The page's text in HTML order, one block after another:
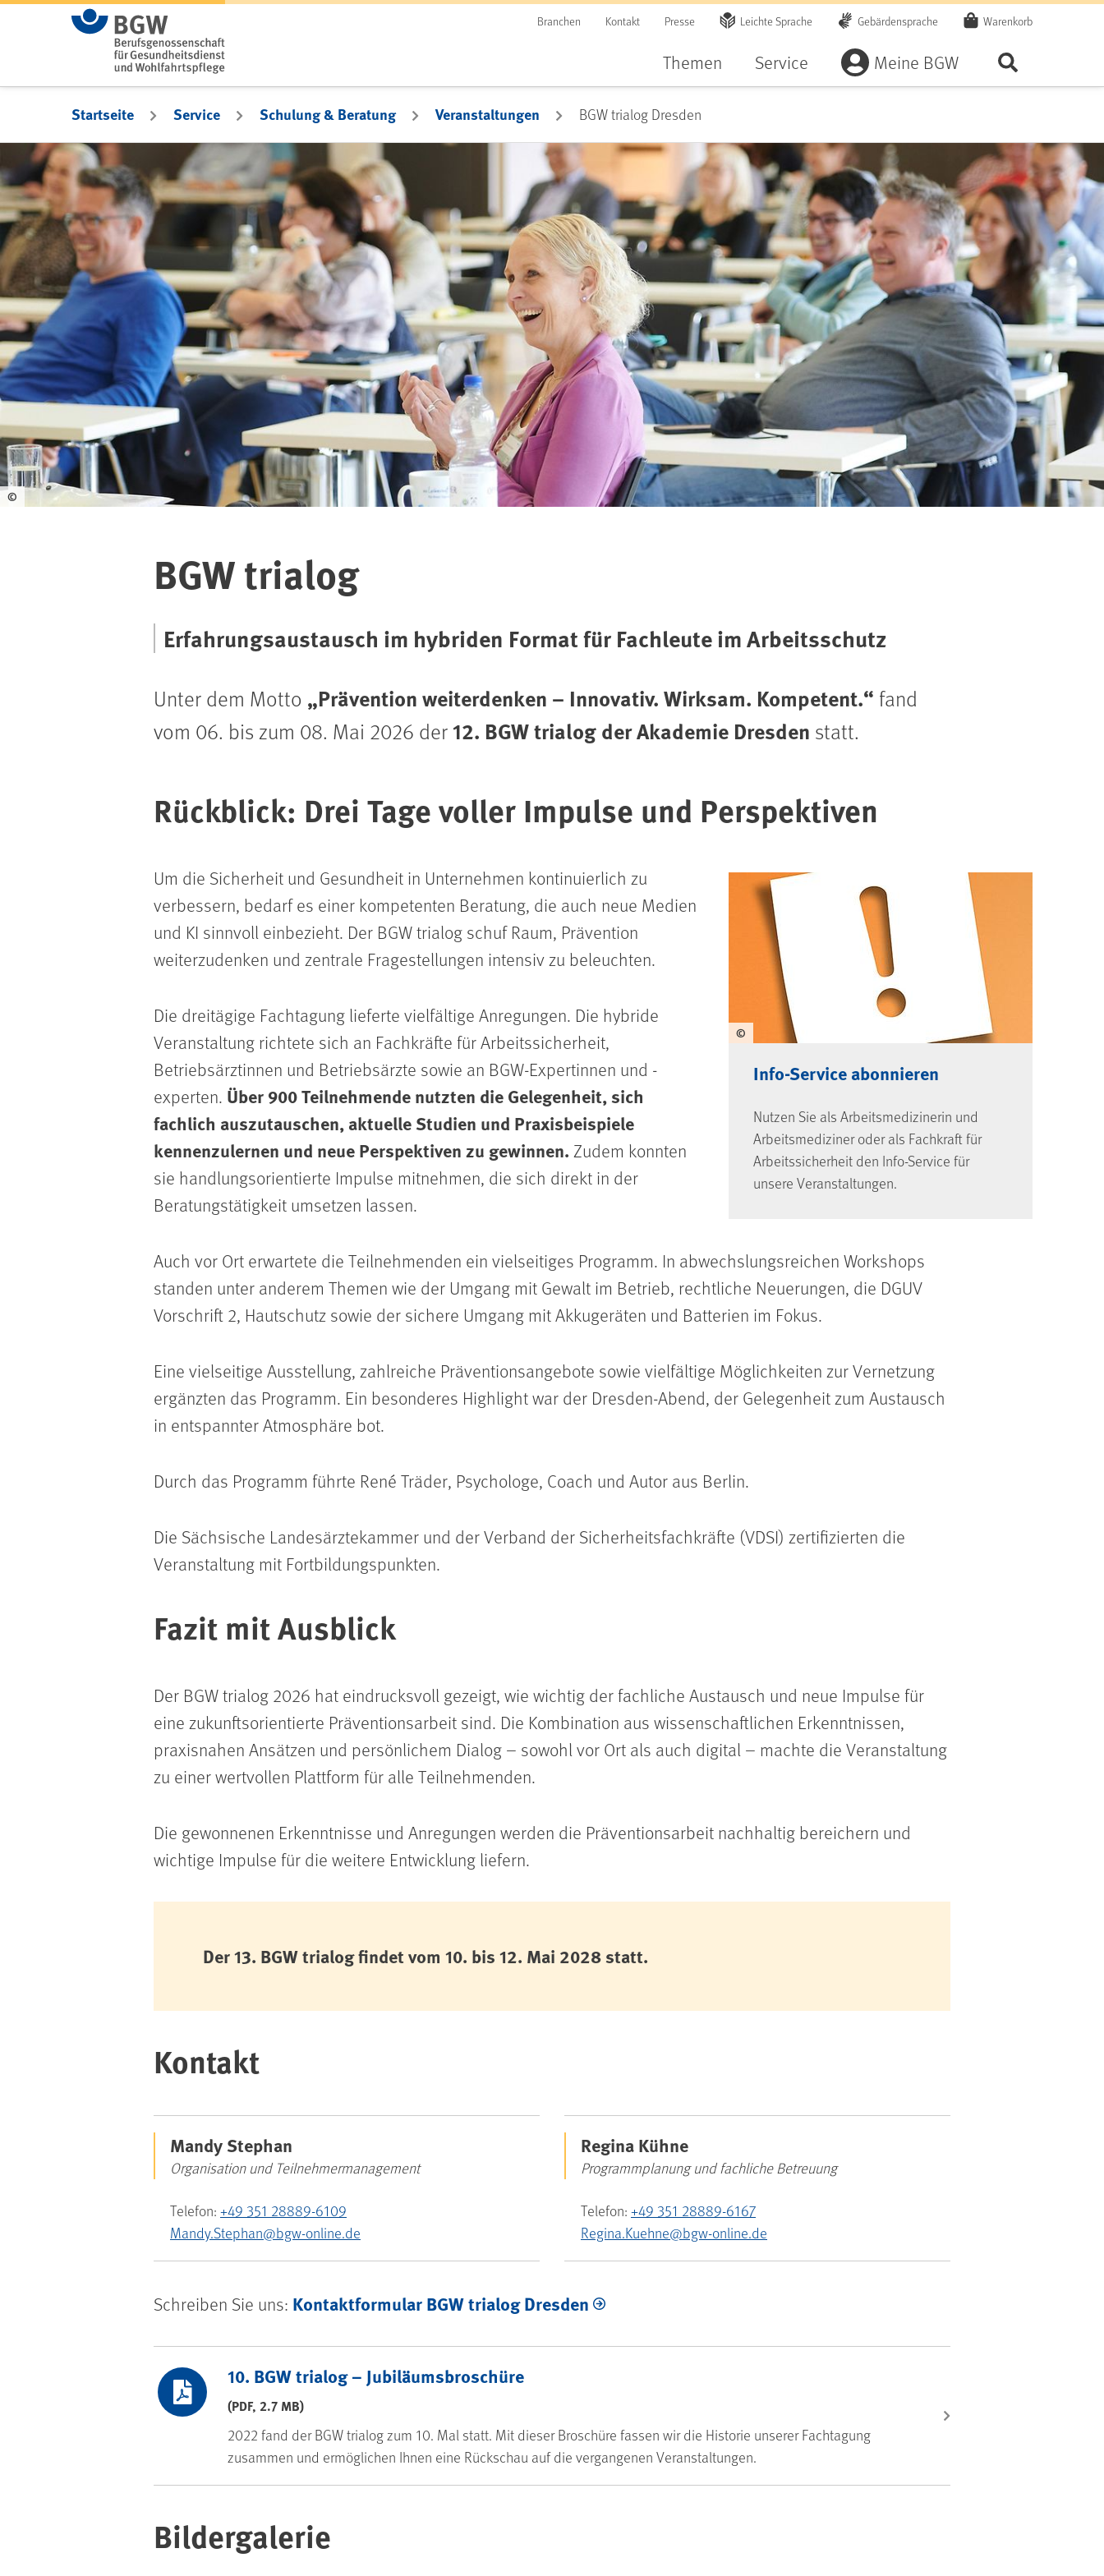
Zum Hauptinhalt springen Branchen Kontakt Presse Leichte Sprache Gebärdensprache Warenkorb
Themen Service Meine BGW
Startseite Service Schulung & Beratung Veranstaltungen BGW trialog Dresden
©
BGW trialog
Erfahrungsaustausch im hybriden Format für Fachleute im Arbeitsschutz
Unter dem Motto „Prävention weiterdenken – Innovativ. Wirksam. Kompetent.“ fand
vom 06. bis zum 08. Mai 2026 der12. BGW trialog der Akademie Dresden statt.
Rückblick: Drei Tage voller Impulse und Perspektiven
©
Info-Service abonnieren
Nutzen Sie als Arbeitsmedizinerin und
Arbeitsmediziner oder als Fachkraft für
Arbeitssicherheit den Info-Service für
unsere Veranstaltungen.
Um die Sicherheit und Gesundheit in Unternehmen kontinuierlich zu
verbessern, bedarf es einer kompetenten Beratung, die auch neue Medien
und KI sinnvoll einbezieht. Der BGW trialog schuf Raum, Prävention
weiterzudenken und zentrale Fragestellungen intensiv zu beleuchten.
Die dreitägige Fachtagung lieferte vielfältige Anregungen. Die hybride
Veranstaltung richtete sich an Fachkräfte für Arbeitssicherheit,
Betriebsärztinnen und Betriebsärzte sowie an BGW-Expertinnen und -
experten. Über 900 Teilnehmende nutzten die Gelegenheit, sich
fachlich auszutauschen, aktuelle Studien und Praxisbeispiele
kennenzulernen und neue Perspektiven zu gewinnen. Zudem konnten
sie handlungsorientierte Impulse mitnehmen, die sich direkt in der
Beratungstätigkeit umsetzen lassen.
Auch vor Ort erwartete die Teilnehmenden ein vielseitiges Programm. In abwechslungsreichen Workshops
standen unter anderem Themen wie der Umgang mit Gewalt im Betrieb, rechtliche Neuerungen, die DGUV
Vorschrift 2, Hautschutz sowie der sichere Umgang mit Akkugeräten und Batterien im Fokus.
Eine vielseitige Ausstellung, zahlreiche Präventionsangebote sowie vielfältige Möglichkeiten zur Vernetzung
ergänzten das Programm. Ein besonderes Highlight war der Dresden-Abend, der Gelegenheit zum Austausch
in entspannter Atmosphäre bot.
Durch das Programm führte René Träder, Psychologe, Coach und Autor aus Berlin.
Die Sächsische Landesärztekammer und der Verband der Sicherheitsfachkräfte (VDSI) zertifizierten die
Veranstaltung mit Fortbildungspunkten.
Fazit mit Ausblick
Der BGW trialog 2026 hat eindrucksvoll gezeigt, wie wichtig der fachliche Austausch und neue Impulse für
eine zukunftsorientierte Präventionsarbeit sind. Die Kombination aus wissenschaftlichen Erkenntnissen,
praxisnahen Ansätzen und persönlichem Dialog – sowohl vor Ort als auch digital – machte die Veranstaltung
zu einer wertvollen Plattform für alle Teilnehmenden.
Die gewonnenen Erkenntnisse und Anregungen werden die Präventionsarbeit nachhaltig bereichern und
wichtige Impulse für die weitere Entwicklung liefern.
Der 13. BGW trialog findet vom 10. bis 12. Mai 2028 statt.
Kontakt
Mandy Stephan
Organisation und Teilnehmermanagement
Telefon: +49 351 28889-6109
Mandy.Stephan@bgw-online.de
Regina Kühne
Programmplanung und fachliche Betreuung
Telefon: +49 351 28889-6167
Regina.Kuehne@bgw-online.de
Schreiben Sie uns: Kontaktformular BGW trialog Dresden
BGW trialog 2022 – Jubiläumsbroschüre
10. BGW trialog – Jubiläumsbroschüre
(PDF, 2.7 MB)
2022 fand der BGW trialog zum 10. Mal statt. Mit dieser Broschüre fassen wir die Historie unserer Fachtagung
zusammen und ermöglichen Ihnen eine Rückschau auf die vergangenen Veranstaltungen.
Bildergalerie